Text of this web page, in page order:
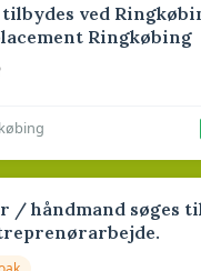
tilbydes ved
Ringkøbing
/ håndmand søges